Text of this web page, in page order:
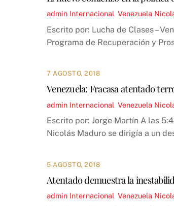
admin Internacional Venezuela
Escrito por: Lucha de Clases –
Programa de Recuperación y
7 AGOSTO, 2018
Venezuela: Fracasa atentado
admin Internacional Venezuela
Escrito por: Jorge Martín A las
Nicolás Maduro se dirigía a un
5 AGOSTO, 2018
Atentado demuestra la
admin Internacional Venezuela